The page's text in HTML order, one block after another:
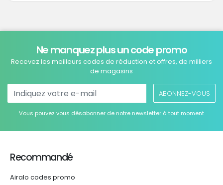
Ne manquez plus un code promo
Recevez les meilleurs codes de réduction et offres, de milliers
de magasins
ABONNEZ-VOUS
Vous pouvez vous désabonner de notre newsletter à tout moment
Recommandé
Airalo codes promo